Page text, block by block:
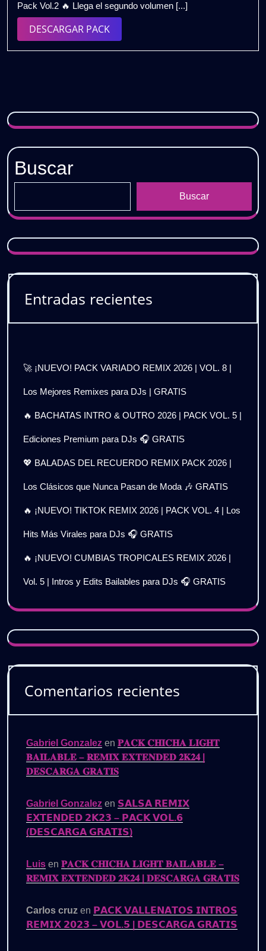
2026
Pack
para
DJs
Pack Vol.2 🔥 Llega el segundo volumen [...]
DESCARGAR PACKDESCARGAR
PACK
Buscar
Buscar
Entradas recientes
🚀 ¡NUEVO! PACK VARIADO REMIX 2026 | VOL. 8 |
Los Mejores Remixes para DJs | GRATIS
🔥 BACHATAS INTRO & OUTRO 2026 | PACK VOL. 5 |
Ediciones Premium para DJs 🎧 GRATIS
💖 BALADAS DEL RECUERDO REMIX PACK 2026 |
Los Clásicos que Nunca Pasan de Moda 🎶 GRATIS
🔥 ¡NUEVO! TIKTOK REMIX 2026 | PACK VOL. 4 | Los
Hits Más Virales para DJs 🎧 GRATIS
🔥 ¡NUEVO! CUMBIAS TROPICALES REMIX 2026 |
Vol. 5 | Intros y Edits Bailables para DJs 🎧 GRATIS
Comentarios recientes
Gabriel Gonzalez en 𝐏𝐀𝐂𝐊 𝐂𝐇𝐈𝐂𝐇𝐀 𝐋𝐈𝐆𝐇𝐓
𝐁𝐀𝐈𝐋𝐀𝐁𝐋𝐄 – 𝐑𝐄𝐌𝐈𝐗 𝐄𝐗𝐓𝐄𝐍𝐃𝐄𝐃 𝟐𝐊𝟐𝟒 |
𝐃𝐄𝐒𝐂𝐀𝐑𝐆𝐀 𝐆𝐑𝐀𝐓𝐈𝐒
Gabriel Gonzalez en 𝗦𝗔𝗟𝗦𝗔 𝗥𝗘𝗠𝗜𝗫
𝗘𝗫𝗧𝗘𝗡𝗗𝗘𝗗 𝟮𝗞𝟮𝟯 – 𝗣𝗔𝗖𝗞 𝗩𝗢𝗟.𝟲
(𝗗𝗘𝗦𝗖𝗔𝗥𝗚𝗔 𝗚𝗥𝗔𝗧𝗜𝗦)
Luis en 𝐏𝐀𝐂𝐊 𝐂𝐇𝐈𝐂𝐇𝐀 𝐋𝐈𝐆𝐇𝐓 𝐁𝐀𝐈𝐋𝐀𝐁𝐋𝐄 –
𝐑𝐄𝐌𝐈𝐗 𝐄𝐗𝐓𝐄𝐍𝐃𝐄𝐃 𝟐𝐊𝟐𝟒 | 𝐃𝐄𝐒𝐂𝐀𝐑𝐆𝐀 𝐆𝐑𝐀𝐓𝐈𝐒
Carlos cruz en 𝗣𝗔𝗖𝗞 𝗩𝗔𝗟𝗟𝗘𝗡𝗔𝗧𝗢𝗦 𝗜𝗡𝗧𝗥𝗢𝗦
𝗥𝗘𝗠𝗜𝗫 𝟮𝟬𝟮𝟯 – 𝗩𝗢𝗟.𝟱 | 𝗗𝗘𝗦𝗖𝗔𝗥𝗚𝗔 𝗚𝗥𝗔𝗧𝗜𝗦